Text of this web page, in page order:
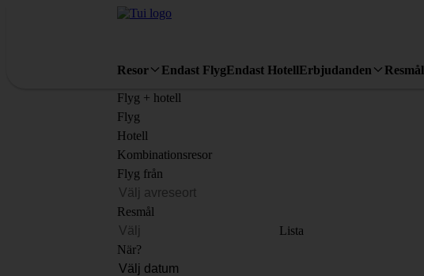
Resor Endast FlygEndast HotellErbjudanden Resmål
Flyg + hotell
Flyg
Hotell
Kombinationsresor
Flyg från
Resmål
Lista
När?